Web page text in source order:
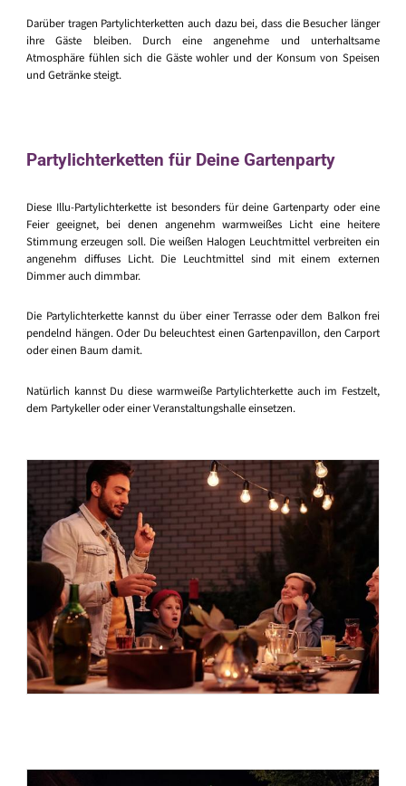
Darüber tragen Partylichterketten auch dazu bei, dass die Besucher länger
ihre Gäste bleiben. Durch eine angenehme und unterhaltsame
Atmosphäre fühlen sich die Gäste wohler und der Konsum von Speisen
und Getränke steigt.
Partylichterketten für Deine Gartenparty
Diese Illu-Partylichterkette ist besonders für deine Gartenparty oder eine
Feier geeignet, bei denen angenehm warmweißes Licht eine heitere
Stimmung erzeugen soll. Die weißen Halogen Leuchtmittel verbreiten ein
angenehm diffuses Licht. Die Leuchtmittel sind mit einem externen
Dimmer auch dimmbar.
Die Partylichterkette kannst du über einer Terrasse oder dem Balkon frei
pendelnd hängen. Oder Du beleuchtest einen Gartenpavillon, den Carport
oder einen Baum damit.
Natürlich kannst Du diese warmweiße Partylichterkette auch im Festzelt,
dem Partykeller oder einer Veranstaltungshalle einsetzen.